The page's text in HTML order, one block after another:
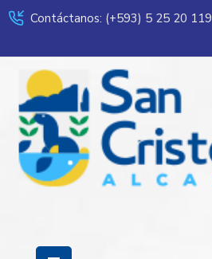
Contáctanos: (+593) 5 25 20 119
Servicios
Municipalidad
Mi
Ciudad
Transparencia